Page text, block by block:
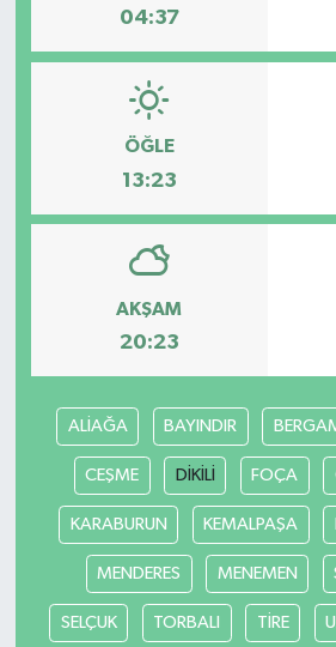
04:37
ÖĞLE
13:23
AKŞAM
20:23
ALİAĞA BAYINDIR
CEŞME DİKİLİ FOÇA
KARABURUN KEMALPAŞA
MENDERES MENEMEN
SELÇUK TORBALI TİRE
Sağlık